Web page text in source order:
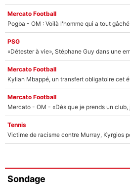
Mercato Football
Pogba - OM : Voilà l'homme qui a tout
PSG
«Détester à vie», Stéphane Guy dans une
Mercato Football
Kylian Mbappé, un transfert obligatoire cet
Mercato Football
Tennis
Sondage